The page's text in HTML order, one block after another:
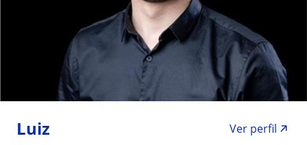
Luiz
Ver perfil